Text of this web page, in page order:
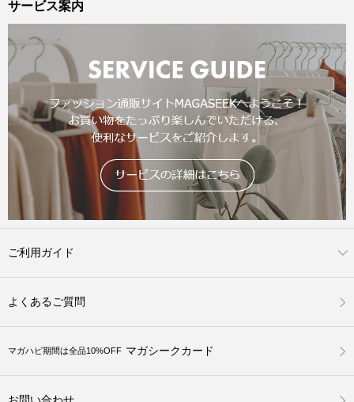
サービス案内
ご利用ガイド
よくあるご質問
マガハピ期間は全品10%OFF マガシークカード